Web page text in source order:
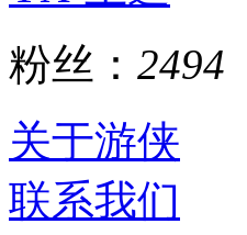
粉丝： 2494
关于游侠
联系我们